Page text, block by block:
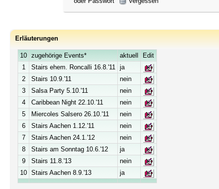
Erläuterungen
10 zugehörige Events* aktuell
Edit
1
Stairs ehem. Roncalli 16.8.'11 ja
2
Stairs 10.9.'11
nein
3
Salsa Party 5.10.'11
nein
4
Caribbean Night 22.10.'11
nein
5
Miercoles Salsero 26.10.'11
nein
6
Stairs Aachen 1.12.'11
nein
7
Stairs Aachen 24.1.'12
nein
8
Stairs am Sonntag 10.6.'12
ja
9
Stairs 11.8.'13
nein
10 Stairs Aachen 8.9.'13 ja